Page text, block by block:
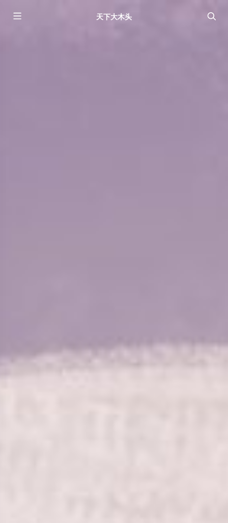
天下大木头